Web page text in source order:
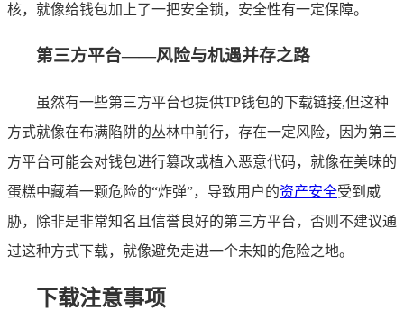
核，就像给钱包加上了一把安全锁，安全性有一定保障。
第三方平台——风险与机遇并存之路
虽然有一些第三方平台也提供TP钱包的下载链接,但这种
方式就像在布满陷阱的丛林中前行，存在一定风险，因为第三
方平台可能会对钱包进行篡改或植入恶意代码，就像在美味的
蛋糕中藏着一颗危险的“炸弹”，导致用户的资产安全受到威
胁，除非是非常知名且信誉良好的第三方平台，否则不建议通
过这种方式下载，就像避免走进一个未知的危险之地。
下载注意事项